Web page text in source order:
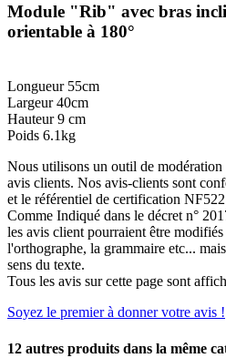
Module "Rib" avec bras
orientable à 180°
Longueur 55cm
Largeur 40cm
Hauteur 9 cm
Poids 6.1kg
Nous utilisons un outil de
avis clients. Nos avis-clients sont
et le référentiel de certification
Comme Indiqué dans le décret n°
les avis client pourraient être
l'orthographe, la grammaire etc...
sens du texte.
Tous les avis sur cette page sont
Soyez le premier à donner votre avis !
12 autres produits dans la même